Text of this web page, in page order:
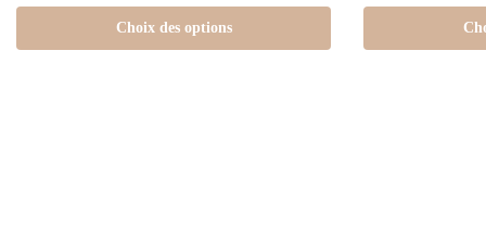
Choix des options